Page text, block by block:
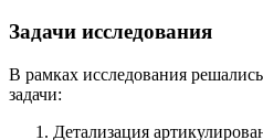
Задачи исследования
В рамках исследования
задачи:
Детализация